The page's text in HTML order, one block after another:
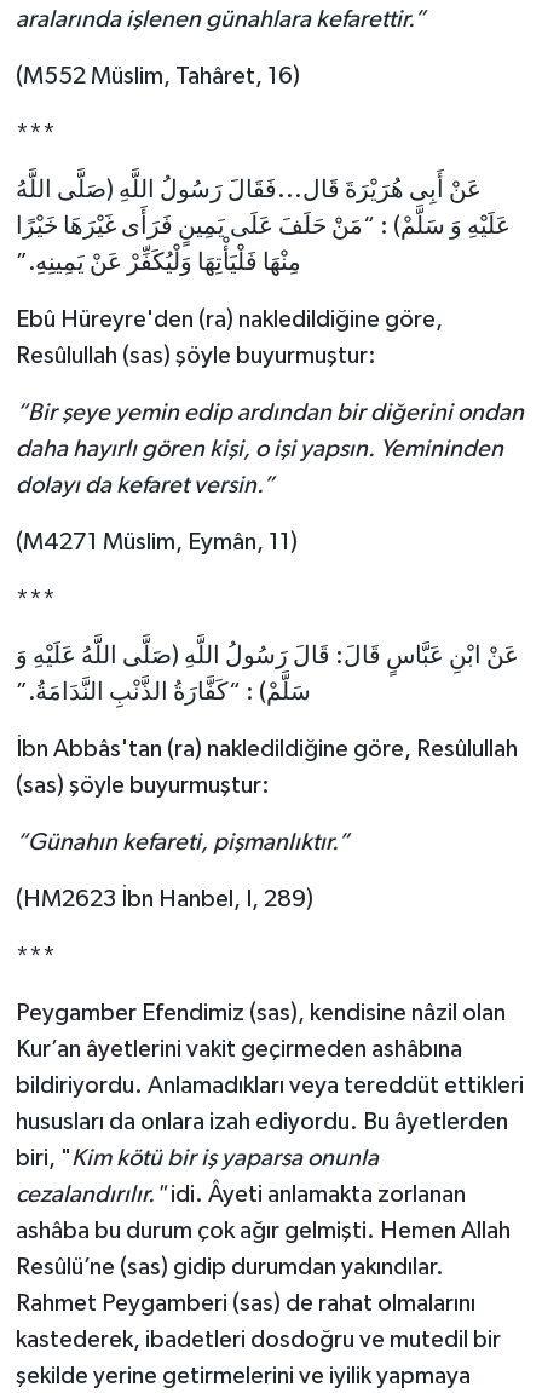
aralarında işlenen günahlara kefarettir.”
(M552 Müslim, Tahâret, 16)
***
عَنْ أَبِى هُرَيْرَةَ قَال...فَقَالَ رَسُولُ اللَّهِ (صَلَّى اللَّهُ
عَلَيْهِ وَ سَلَّمْ) : “مَنْ حَلَفَ عَلَى يَمِينٍ فَرَأَى غَيْرَهَا خَيْرًا
مِنْهَا فَلْيَأْتِهَا وَلْيُكَفِّرْ عَنْ يَمِينِهِ.”
Ebû Hüreyre'den (ra) nakledildiğine göre,
Resûlullah (sas) şöyle buyurmuştur:
“Bir şeye yemin edip ardından bir diğerini ondan
daha hayırlı gören kişi, o işi yapsın. Yemininden
dolayı da kefaret versin.”
(M4271 Müslim, Eymân, 11)
***
عَنْ ابْنِ عَبَّاسٍ قَالَ: قَالَ رَسُولُ اللَّهِ (صَلَّى اللَّهُ عَلَيْهِ وَ
سَلَّمْ) : “كَفَّارَةُ الذَّنْبِ النَّدَامَةُ.”
İbn Abbâs'tan (ra) nakledildiğine göre, Resûlullah
(sas) şöyle buyurmuştur:
“Günahın kefareti, pişmanlıktır.”
(HM2623 İbn Hanbel, I, 289)
***
Peygamber Efendimiz (sas), kendisine nâzil olan
Kur’an âyetlerini vakit geçirmeden ashâbına
bildiriyordu. Anlamadıkları veya tereddüt ettikleri
hususları da onlara izah ediyordu. Bu âyetlerden
biri, "Kim kötü bir iş yaparsa onunla
cezalandırılır."idi. Âyeti anlamakta zorlanan
ashâba bu durum çok ağır gelmişti. Hemen Allah
Resûlü’ne (sas) gidip durumdan yakındılar.
Rahmet Peygamberi (sas) de rahat olmalarını
kastederek, ibadetleri dosdoğru ve mutedil bir
şekilde yerine getirmelerini ve iyilik yapmaya
Diyarbakır Müftülüğü
Düzce Müftülüğü
Elazığ Müftülüğü
Erzincan Müftülüğü
Erzurum Müftülüğü
Gaziantep Müftülüğü
Giresun Müftülüğü
Hatay Müftülüğü
Iğdır Müftülüğü
Karabük Müftülüğü
Karaman Müftülüğü
Kars Müftülüğü
Kastamonu Müftülüğü
Kayseri Müftülüğü
Kilis Müftülüğü
İhtida Haberleri
YAŞAM